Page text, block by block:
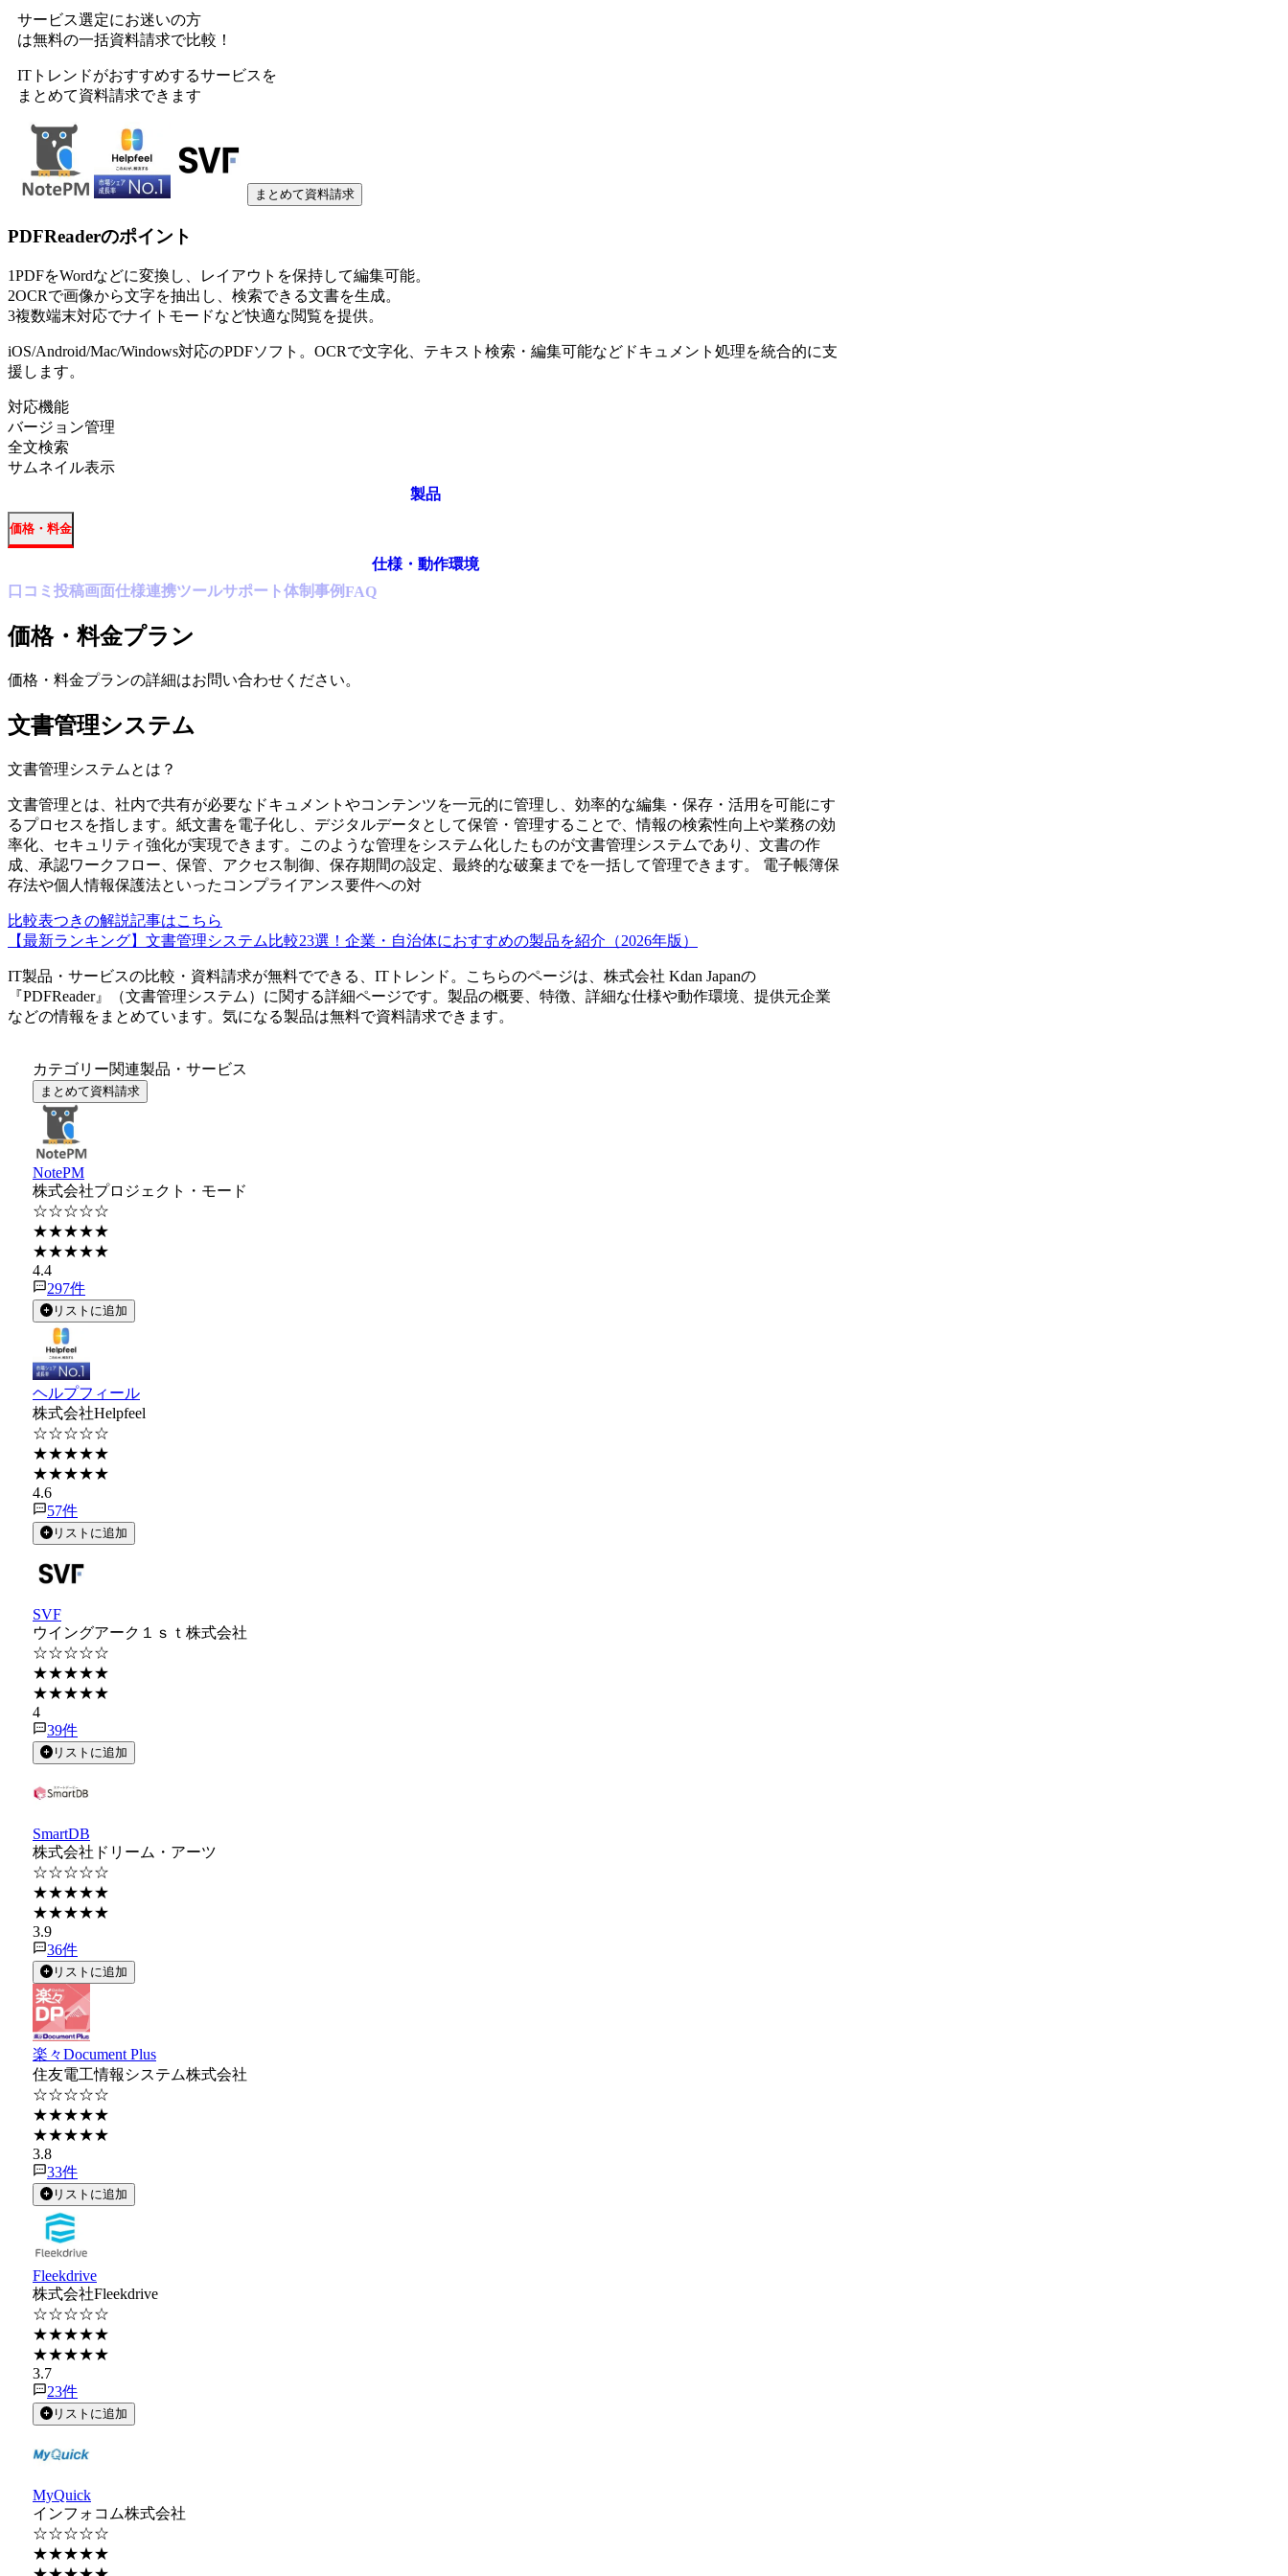
サービス選定にお迷いの方
は無料の一括資料請求で比較！
ITトレンドがおすすめするサービスを
まとめて資料請求できます
まとめて資料請求
PDFReaderのポイント
1PDFをWordなどに変換し、レイアウトを保持して編集可能。
2OCRで画像から文字を抽出し、検索できる文書を生成。
3複数端末対応でナイトモードなど快適な閲覧を提供。
iOS/Android/Mac/Windows対応のPDFソフト。OCRで文字化、テキスト検索・編集可能などドキュメント処理を統合的に支
援します。
対応機能
バージョン管理
全文検索
サムネイル表示
製品
価格・料金
仕様・動作環境
口コミ 投稿画面仕様連携ツールサポート体制 事例FAQ
価格・料金プラン
価格・料金プランの詳細はお問い合わせください。
文書管理システム
文書管理システム とは？
文書管理とは、社内で共有が必要なドキュメントやコンテンツを一元的に管理し、効率的な編集・保存・活用を可能にす
るプロセスを指します。紙文書を電子化し、デジタルデータとして保管・管理することで、情報の検索性向上や業務の効
率化、セキュリティ強化が実現できます。このような管理をシステム化したものが文書管理システムであり、文書の作
成、承認ワークフロー、保管、アクセス制御、保存期間の設定、最終的な破棄までを一括して管理できます。 電子帳簿保
存法や個人情報保護法といったコンプライアンス要件への対
比較表つきの解説記事はこちら
【最新ランキング】文書管理システム比較23選！企業・自治体におすすめの製品を紹介（2026年版）
IT製品・サービスの比較・資料請求が無料でできる、ITトレンド。こちらのページは、 株式会社 Kdan Japanの
『PDFReader』（文書管理システム ）に関する詳細ページです。製品の概要、特徴、詳細な仕様や動作環境、提供元企業
などの情報をまとめています。気になる製品は無料で資料請求できます。
カテゴリー関連製品・サービス
まとめて資料請求
NotePM
株式会社プロジェクト・モード
☆☆☆☆☆
★★★★★
★★★★★
4.4
297件
リストに追加
ヘルプフィール
株式会社Helpfeel
☆☆☆☆☆
★★★★★
★★★★★
4.6
57件
リストに追加
SVF
ウイングアーク１ｓｔ株式会社
☆☆☆☆☆
★★★★★
★★★★★
4
39件
リストに追加
SmartDB
株式会社ドリーム・アーツ
☆☆☆☆☆
★★★★★
★★★★★
3.9
36件
リストに追加
楽々Document Plus
住友電工情報システム株式会社
☆☆☆☆☆
★★★★★
★★★★★
3.8
33件
リストに追加
Fleekdrive
株式会社Fleekdrive
☆☆☆☆☆
★★★★★
★★★★★
3.7
23件
リストに追加
MyQuick
インフォコム株式会社
☆☆☆☆☆
★★★★★